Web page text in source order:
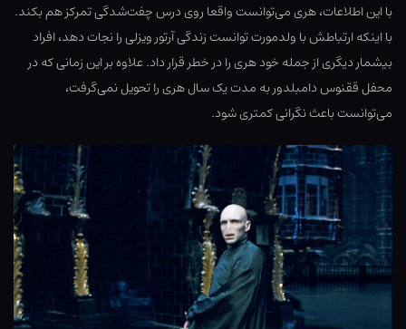
با این اطلاعات، هری می‌توانست واقعا روی درس چفت‌شدگی تمرکز هم بکند.
با اینکه ارتباطش با ولدمورت توانست زندگی آرتور ویزلی را نجات دهد، افراد
بیشمار دیگری از جمله خود هری را در خطر قرار داد. علاوه بر این زمانی که در
محفل ققنوس دامبلدور به مدت یک سال هری را تحویل نمی‌گرفت،
می‌توانست باعث نگرانی کمتری شود.